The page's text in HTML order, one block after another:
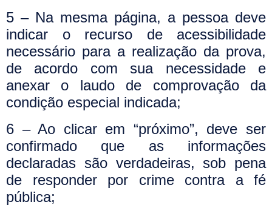
5 – Na mesma página, a pessoa deve
indicar o recurso de acessibilidade
necessário para a realização da prova,
de acordo com sua necessidade e
anexar o laudo de comprovação da
condição especial indicada;
6 – Ao clicar em “próximo”, deve ser
confirmado que as informações
declaradas são verdadeiras, sob pena
de responder por crime contra a fé
pública;